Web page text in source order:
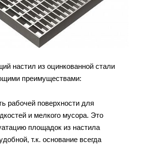
настил из оцинкованной стали
преимуществами:
рабочей поверхности для
и мелкого мусора. Это
площадок из настила
т.к. основание всегда